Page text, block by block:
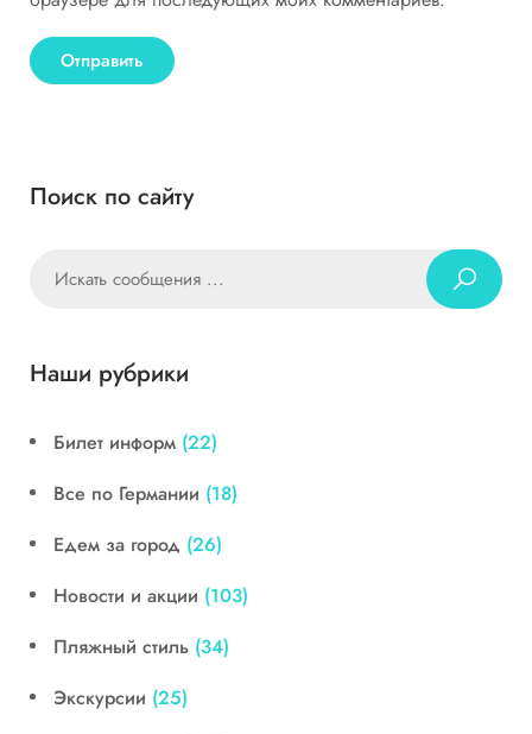
Поиск по сайту
Наши рубрики
Билет информ (22)
Все по Германии (18)
Едем за город (26)
Новости и акции (103)
Пляжный стиль (34)
Экскурсии (25)